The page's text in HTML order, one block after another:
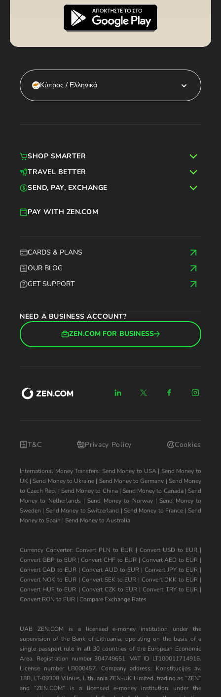
Κύπρος / Ελληνικά
CARDS & PLANS
OUR BLOG
GET SUPPORT
PAY WITH ZEN.COM
NEED A BUSINESS ACCOUNT?
ZEN.COM FOR BUSINESS
SHOP SMARTER
TRAVEL BETTER
SEND, PAY, EXCHANGE
T&C Privacy Policy Cookies
International Money Transfers: Send Money to USA| Send Money to
UK | Send Money to Ukraine | Send Money to Germany | Send Money
to Czech Rep. | Send Money to China| Send Money to Canada| Send
Money to Netherlands | Send Money to Norway| Send Money to
Sweden | Send Money to Switzerland | Send Money to France | Send
Money to Spain | Send Money to Australia
Currency Converter:Convert PLN to EUR | Convert USD to EUR|
Convert GBP to EUR|Convert CHF to EUR| Convert AED to EUR |
Convert CAD to EUR | Convert AUD to EUR | Convert JPY to EUR |
Convert NOK to EUR| Convert SEK to EUR |Convert DKK to EUR |
Convert HUF to EUR | Convert CZK to EUR |Convert TRY to EUR|
Convert RON to EUR | Compare Exchange Rates
UAB ZEN.COM is a licensed e-money institution under the
supervision of the Bank of Lithuania, operating on the basis of a
single passport rule in all 30 countries of the European Economic
Area. Registration number 304749651, VAT ID LT100011714916.
License number LB000457. Company address: Konstitucijos av.
18B, LT-09308 Vilnius, Lithuania ZEN-UK Limited, trading as “ZEN”
and “ZEN.COM” is a licensed e-money institution under the